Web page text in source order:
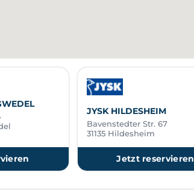
JYSK HILDESHEIM
Bavenstedter Str. 67
31135 Hildesheim
Jetzt reservieren